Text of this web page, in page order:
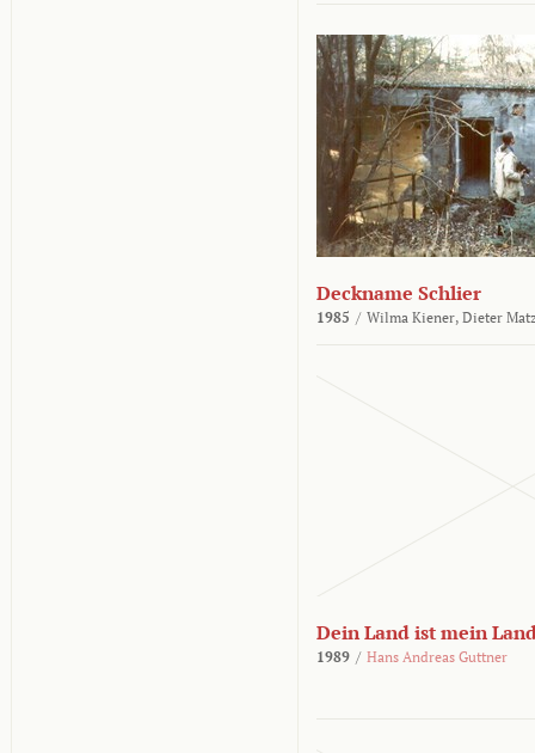
Deckname Schlier
1985 / Wilma Kiener, Dieter
Dein Land ist mein
1989 / Hans Andreas Guttner